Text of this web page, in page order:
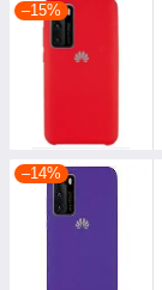
–15%
–14%